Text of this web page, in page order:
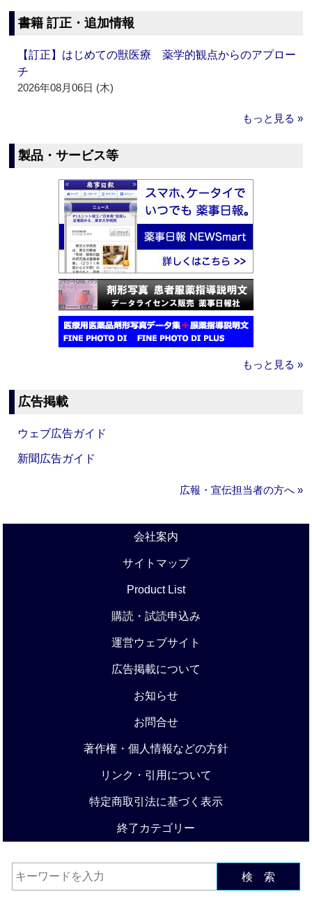
書籍 訂正・追加情報
【訂正】はじめての獣医療 薬学的観点からのアプロー
チ
2026年08月06日 (木)
もっと見る »
製品・サービス等
もっと見る »
広告掲載
ウェブ広告ガイド
新聞広告ガイド
広報・宣伝担当者の方へ »
会社案内
サイトマップ
Product List
購読・試読申込み
運営ウェブサイト
広告掲載について
お知らせ
お問合せ
著作権・個人情報などの方針
リンク・引用について
特定商取引法に基づく表示
終了カテゴリー
検 索